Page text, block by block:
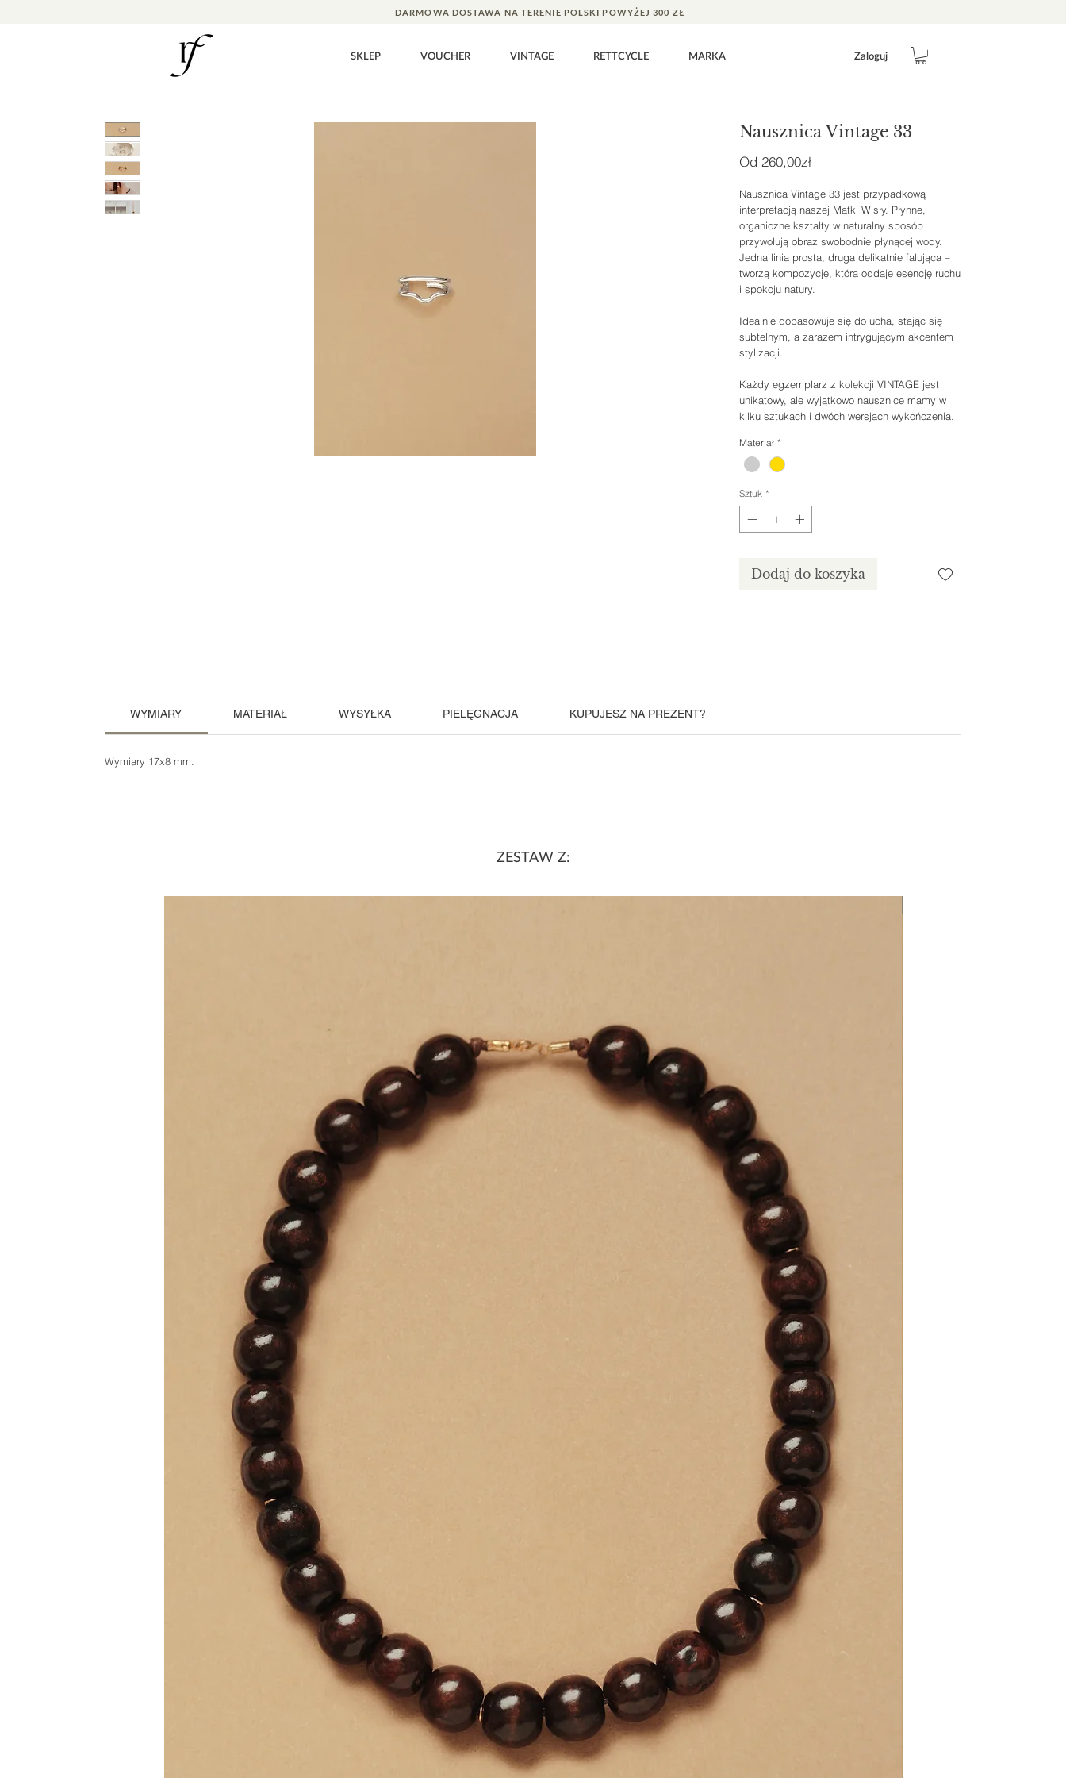
DARMOWA DOSTAWA NA TERENIE POLSKI POWYŻEJ 300 ZŁ
SKLEP VOUCHER VINTAGE RETTCYCLE MARKA Zaloguj
Nausznica Vintage 33
Od 260,00złCena
Nausznica Vintage 33 jest przypadkową
interpretacją naszej Matki Wisły. Płynne,
organiczne kształty w naturalny sposób
przywołują obraz swobodnie płynącej wody.
Jedna linia prosta, druga delikatnie falująca –
tworzą kompozycję, która oddaje esencję ruchu
i spokoju natury.
Idealnie dopasowuje się do ucha, stając się
subtelnym, a zarazem intrygującym akcentem
stylizacji.
Każdy egzemplarz z kolekcji VINTAGE jest
unikatowy, ale wyjątkowo nausznice mamy w
kilku sztukach i dwóch wersjach wykończenia.
Materiał *
Sztuk *
Dodaj do koszyka
WYMIARY MATERIAŁ WYSYŁKA PIELĘGNACJA KUPUJESZ NA PREZENT?
Wymiary 17x8 mm.
ZESTAW Z: